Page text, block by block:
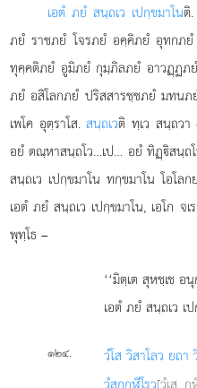
เอตํ ภยํ สนฺถเว เปกฺขมาโน
ภยํ ราชภยํ โจรภยํ อคฺคิภยํ อุทกภ
ทุคฺคติภยํ อูมิภยํ กุมฺภิลภยํ อาวฏฺฏภ
ภยํ อสิโลกภยํ ปริสสารชฺชภยํ มทน
เพโค อุตฺราโส.สนฺถเวติ ทฺเว สนฺถว
อยํ ตณฺหาสนฺถโว…เป… อยํ ทิฏฺิสนฺถ
สนฺถเว เปกฺขมาโน ทกฺขมาโน โอโ
เอตํ ภยํ สนฺถเว เปกฺขมาโน, เอโก จ
พุทฺโธ –
‘‘มิตฺเต สุหชฺเช
เอตํ ภยํ สนฺถเว เ
๑๒๔. วํโส วิสาโลว ยถา